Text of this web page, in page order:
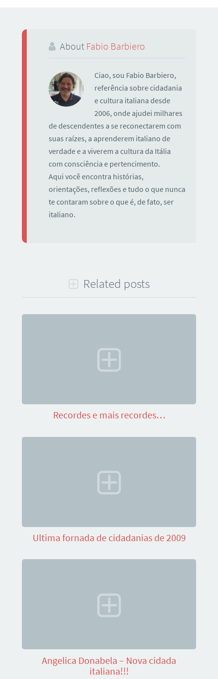
About Fabio Barbiero
Ciao, sou Fabio Barbiero,
referência sobre cidadania
e cultura italiana desde
2006, onde ajudei milhares
de descendentes a se reconectarem com
suas raízes, a aprenderem italiano de
verdade e a viverem a cultura da Itália
com consciência e pertencimento.
Aqui você encontra histórias,
orientações, reflexões e tudo o que nunca
te contaram sobre o que é, de fato, ser
italiano.
Related posts
Recordes e mais recordes…
Ultima fornada de cidadanias de 2009
Angelica Donabela – Nova cidada
italiana!!!